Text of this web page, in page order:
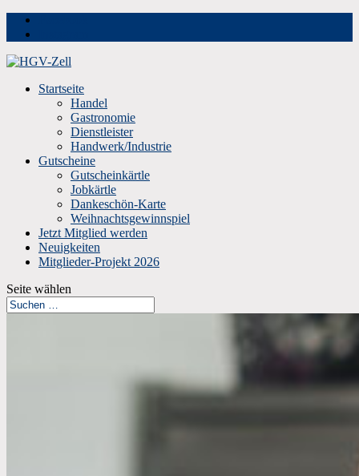
Startseite
Handel
Gastronomie
Dienstleister
Handwerk/Industrie
Gutscheine
Gutscheinkärtle
Jobkärtle
Dankeschön-Karte
Weihnachtsgewinnspiel
Jetzt Mitglied werden
Neuigkeiten
Mitglieder-Projekt 2026
Seite wählen